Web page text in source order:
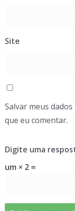
Site
Salvar meus
que eu comentar.
Digite uma
um × 2 =